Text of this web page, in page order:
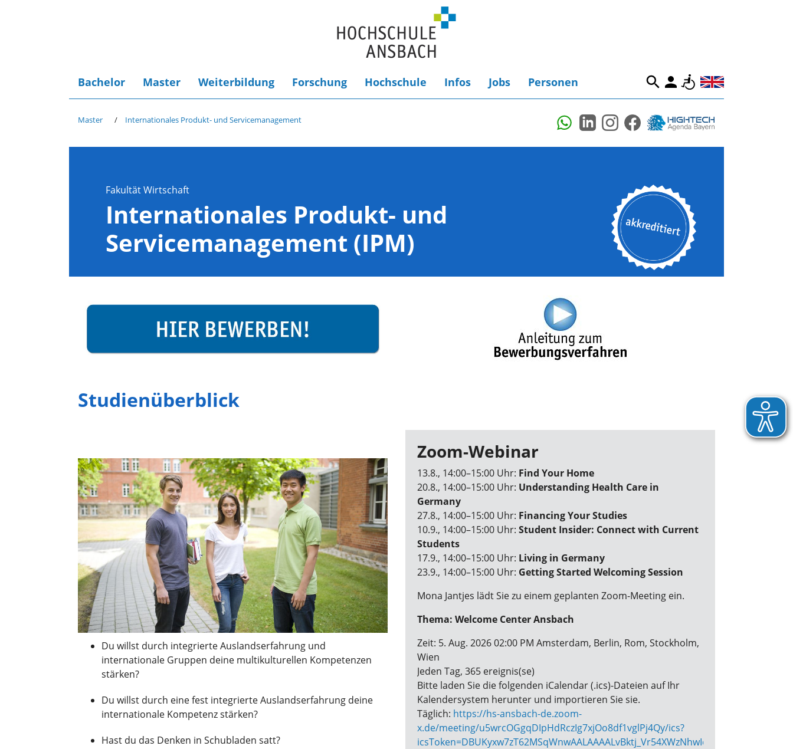
Bachelor Master Weiterbildung Forschung Hochschule Infos Jobs Personen
Master Internationales Produkt- und Servicemanagement
Fakultät Wirtschaft
Internationales Produkt- und
Servicemanagement (IPM)
Studienüberblick
Du willst durch integrierte Auslandserfahrung und
internationale Gruppen deine multikulturellen Kompetenzen
stärken?
Du willst durch eine fest integrierte Auslandserfahrung deine
internationale Kompetenz stärken?
Hast du das Denken in Schubladen satt?
Zoom-Webinar
13.8., 14:00–15:00 Uhr: Find Your Home
20.8., 14:00–15:00 Uhr: Understanding Health Care in
Germany
27.8., 14:00–15:00 Uhr: Financing Your Studies
10.9., 14:00–15:00 Uhr: Student Insider: Connect with Current
Students
17.9., 14:00–15:00 Uhr: Living in Germany
23.9., 14:00–15:00 Uhr: Getting Started Welcoming Session
Mona Jantjes lädt Sie zu einem geplanten Zoom-Meeting ein.
Thema: Welcome Center Ansbach
Zeit: 5. Aug. 2026 02:00 PM Amsterdam, Berlin, Rom, Stockholm,
Wien
Jeden Tag, 365 ereignis(se)
Bitte laden Sie die folgenden iCalendar (.ics)-Dateien auf Ihr
Kalendersystem herunter und importieren Sie sie.
Täglich: https://hs-ansbach-de.zoom-
x.de/meeting/u5wrcOGgqDIpHdRczIg7xjOo8df1vglPj4Qy/ics?
icsToken=DBUKyxw7zT62MSqWnwAALAAAALvBktj_Vr54XWzNhwIcqGlZa_lR2fNJor0-